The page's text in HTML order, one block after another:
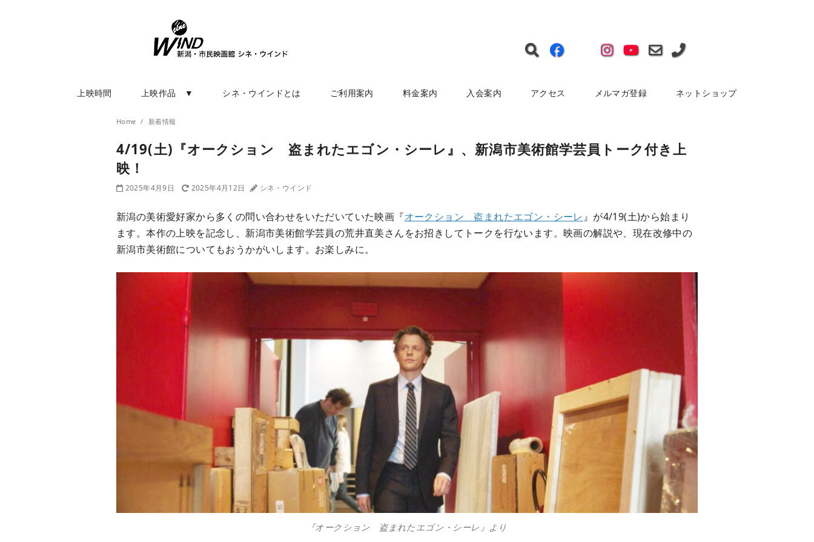
上映時間 上映作品 ▼ シネ・ウインドとは ご利用案内 料金案内 入会案内 アクセス メルマガ登録 ネットショップ
Home 新着情報
4/19(土)『オークション 盗まれたエゴン・シーレ』、新潟市美術館学芸員トーク付き上
映！
2025年4月9日 2025年4月12日 シネ・ウインド
新潟の美術愛好家から多くの問い合わせをいただいていた映画『オークション 盗まれたエゴン・シーレ 』が4/19(土)から始まり
ます。本作の上映を記念し、新潟市美術館学芸員の荒井直美さんをお招きしてトークを行ないます。映画の解説や、現在改修中の
新潟市美術館についてもおうかがいします。お楽しみに。
『オークション 盗まれたエゴン・シーレ』より